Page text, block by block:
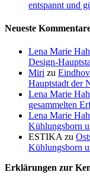
entspannt und
Neueste
Lena Marie
Design-
Miri zu
Hauptstadt der
Lena Marie
gesammelten
Lena Marie
Kühlungsborn
ESTIKAzu
Kühlungsborn
Erklärungen zur